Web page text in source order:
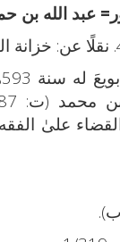
عبد الله بن حمزة
حكَم اليمن زمنًا.
علىٰ